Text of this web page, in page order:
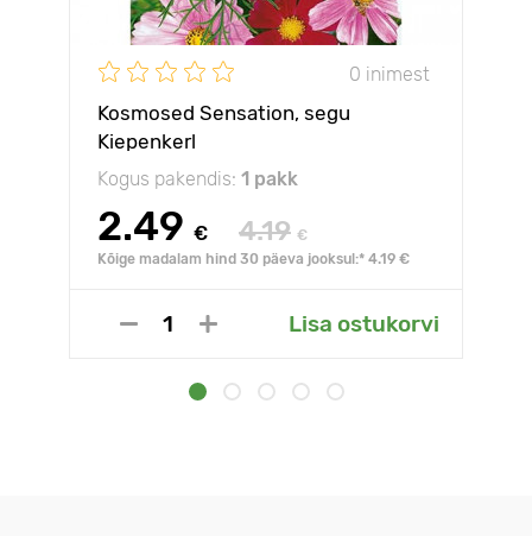
0 inimest
Kosmosed Sensation, segu
Kiepenkerl
Kogus pakendis: 1 pakk
2.49 € 4.19 €
Kõige madalam hind 30 päeva jooksul:* 4.19 €
Lisa ostukorvi